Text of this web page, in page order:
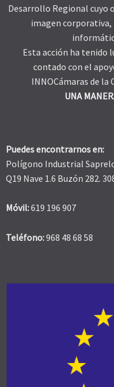
Desarrollo Regional cuyo
imagen
Esta acción ha tenido
contado con el
INNOCámaras de la
UNA
Puedes encontrarnos en:
Polígono Industrial
Q19 Nave 1.6 Buzón 282.
Móvil:619 196 907
Teléfono:968 48 68 58